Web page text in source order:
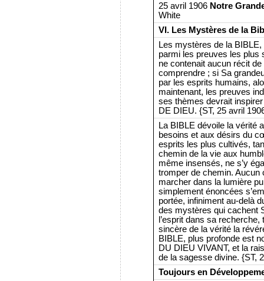
25 avril 1906 Notre
White
VI. Les Mystères de la
Les mystères de la BIBLE,
parmi les preuves les plus
ne contenait aucun récit
comprendre ; si Sa
par les esprits humains,
maintenant, les preuves
ses thèmes devrait
DE DIEU. {ST, 25 avril
La BIBLE dévoile la vérité
besoins et aux désirs du
esprits les plus cultivés,
chemin de la vie aux
même insensés, ne s’y
tromper de chemin. Aucun
marcher dans la lumière
simplement énoncées
portée, infiniment au-delà
des mystères qui cachent
l’esprit dans sa
sincère de la vérité la
BIBLE, plus profonde est
DU DIEU VIVANT, et la
de la sagesse divine. {ST,
Toujours en